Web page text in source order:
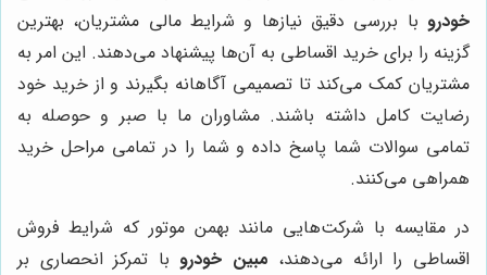
خودرو با بررسی دقیق نیازها و شرایط مالی مشتریان، بهترین
گزینه را برای خرید اقساطی به آن‌ها پیشنهاد می‌دهند. این امر به
مشتریان کمک می‌کند تا تصمیمی آگاهانه بگیرند و از خرید خود
رضایت کامل داشته باشند. مشاوران ما با صبر و حوصله به
تمامی سوالات شما پاسخ داده و شما را در تمامی مراحل خرید
همراهی می‌کنند.
در مقایسه با شرکت‌هایی مانند بهمن موتور که شرایط فروش
اقساطی را ارائه می‌دهند، مبین خودروبا تمرکز انحصاری بر